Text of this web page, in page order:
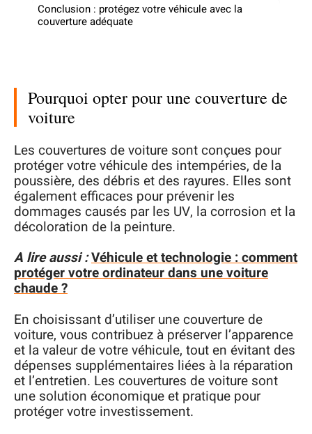
Conclusion : protégez votre véhicule avec la
couverture adéquate
Pourquoi opter pour une couverture de
voiture
Les couvertures de voiture sont conçues pour
protéger votre véhicule des intempéries, de la
poussière, des débris et des rayures. Elles sont
également efficaces pour prévenir les
dommages causés par les UV, la corrosion et la
décoloration de la peinture.
A lire aussi :Véhicule et technologie : comment
protéger votre ordinateur dans une voiture
chaude ?
En choisissant d’utiliser une couverture de
voiture, vous contribuez à préserver l’apparence
et la valeur de votre véhicule, tout en évitant des
dépenses supplémentaires liées à la réparation
et l’entretien. Les couvertures de voiture sont
une solution économique et pratique pour
protéger votre investissement.